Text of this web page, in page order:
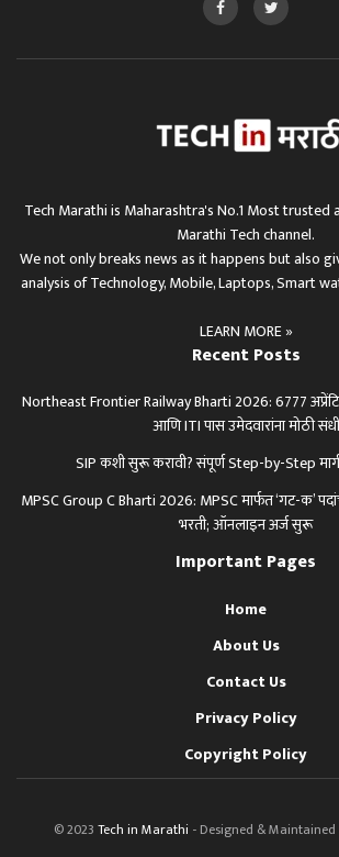
Tech Marathi is Maharashtra's No.1 Most
Marathi Tech channel.
We not only breaks news as it happens but also
analysis of Technology, Mobile, Laptops, Smart
LEARN MORE »
Recent Posts
Northeast Frontier Railway Bharti 2026: 6777
आणि ITI पास उमेदवारांना मोठी संधी
SIP कशी सुरू करावी? संपूर्ण Step-by-Step
MPSC Group C Bharti 2026: MPSC मार्फत ‘गट-क’
भरती; ऑनलाइन अर्ज सुरू
Important Pages
Home
About Us
Contact Us
Privacy Policy
Copyright Policy
© 2023 Tech in Marathi - Designed & Maintained